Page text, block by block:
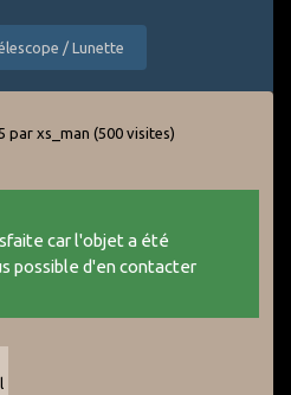
/ Lunette
par xs_man (500 visites)
car l'objet a été
possible d'en contacter